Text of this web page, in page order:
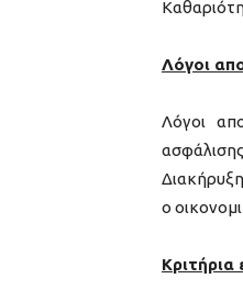
Λόγοι
Λόγοι
ο
Κριτήρια